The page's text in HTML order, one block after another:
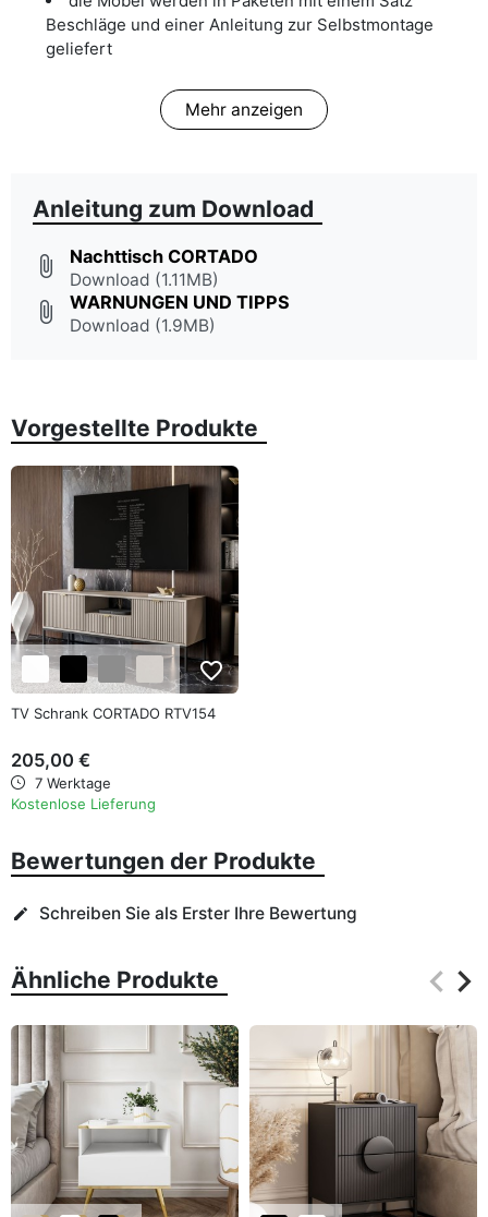
Beschläge und einer Anleitung zur Selbstmontage
geliefert
Mehr anzeigen
Anleitung zum Download
attach_file Nachttisch CORTADO
Download (1.11MB)
attach_file WARNUNGEN UND TIPPS
Download (1.9MB)
Vorgestellte Produkte
favorite_border
TV Schrank CORTADO RTV154
205,00 €
7 Werktage
Kostenlose Lieferung
Bewertungen der Produkte
edit Schreiben Sie als Erster Ihre Bewertung
Ähnliche Produkte keyboard_arrow_left
keyboard_arrow_right